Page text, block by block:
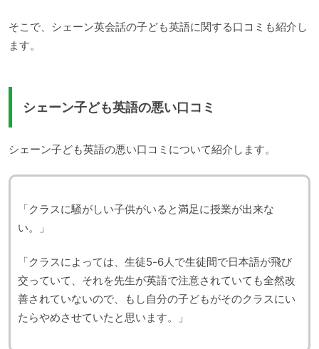
そこで、シェーン英会話の子ども英語に関する口コミも紹介し
ます。
シェーン子ども英語の悪い口コミ
シェーン子ども英語の悪い口コミについて紹介します。
「クラスに騒がしい子供がいると満足に授業が出来な
い。」
「クラスによっては、生徒5-6人で生徒間で日本語が飛び
交っていて、それを先生が英語で注意されていても全然改
善されていないので、もし自分の子どもがそのクラスにい
たらやめさせていたと思います。」